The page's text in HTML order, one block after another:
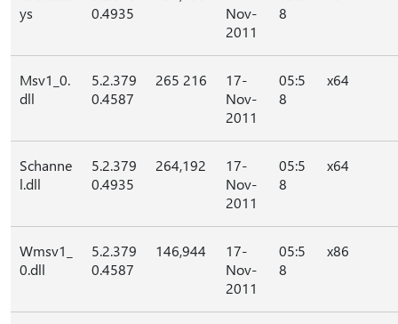
ys
0.4935
Nov-
2011
8
Msv1_0.
dll
5.2.379
0.4587
265 216
17-
Nov-
2011
05:5
8
x64
Schanne
l.dll
5.2.379
0.4935
264,192
17-
Nov-
2011
05:5
8
x64
Wmsv1_
0.dll
5.2.379
0.4587
146,944
17-
Nov-
2011
05:5
8
x86